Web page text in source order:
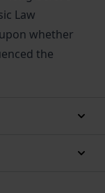
Law
whether
the